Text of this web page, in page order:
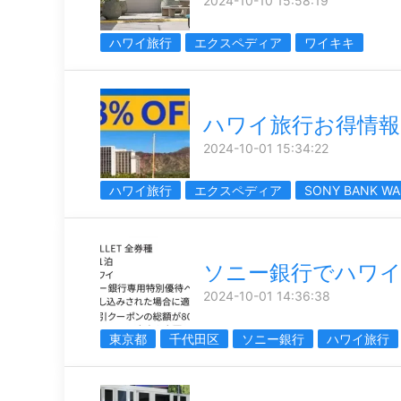
ハワイ旅行 エクスペディア ワイキキ
ハワイ旅行お得情報
2024-10-01 15:34:22
ハワイ旅行 エクスペディア SONY BANK
ソニー銀行でハワ
2024-10-01 14:36:38
東京都 千代田区 ソニー銀行 ハワイ旅行